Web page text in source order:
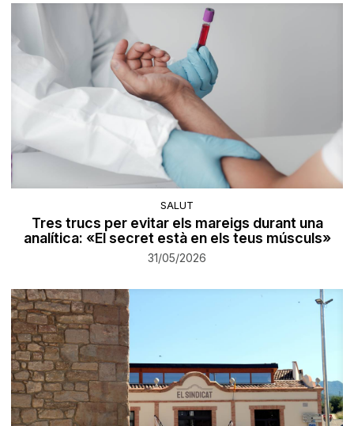
SALUT
Tres trucs per evitar els mareigs durant una
analítica: «El secret està en els teus músculs»
31/05/2026